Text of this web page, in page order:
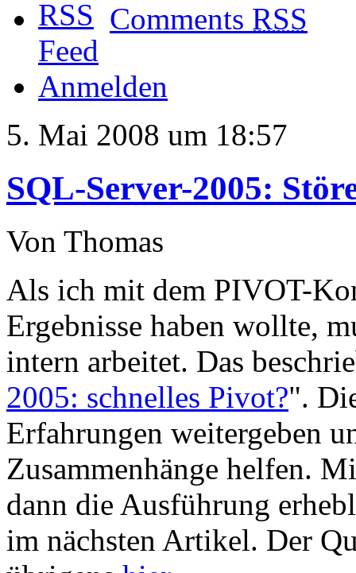
Comments RSS
Anmelden
5. Mai 2008 um 18:57
SQL-Server-2005:
Von Thomas
Als ich mit dem PIVOT-
Ergebnisse haben wollte,
intern arbeitet. Das
2005: schnelles Pivot?".
Erfahrungen weitergeben
Zusammenhänge helfen.
dann die Ausführung
im nächsten Artikel. Der